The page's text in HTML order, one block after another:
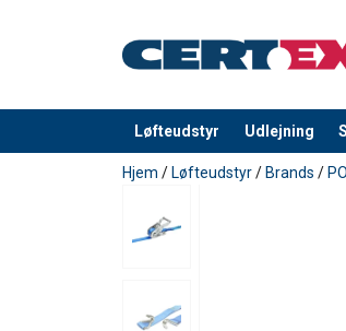
Løfteudstyr Udlejning
Produktet blev tilføjet til din
Hjem / Løfteudstyr/ Brands /